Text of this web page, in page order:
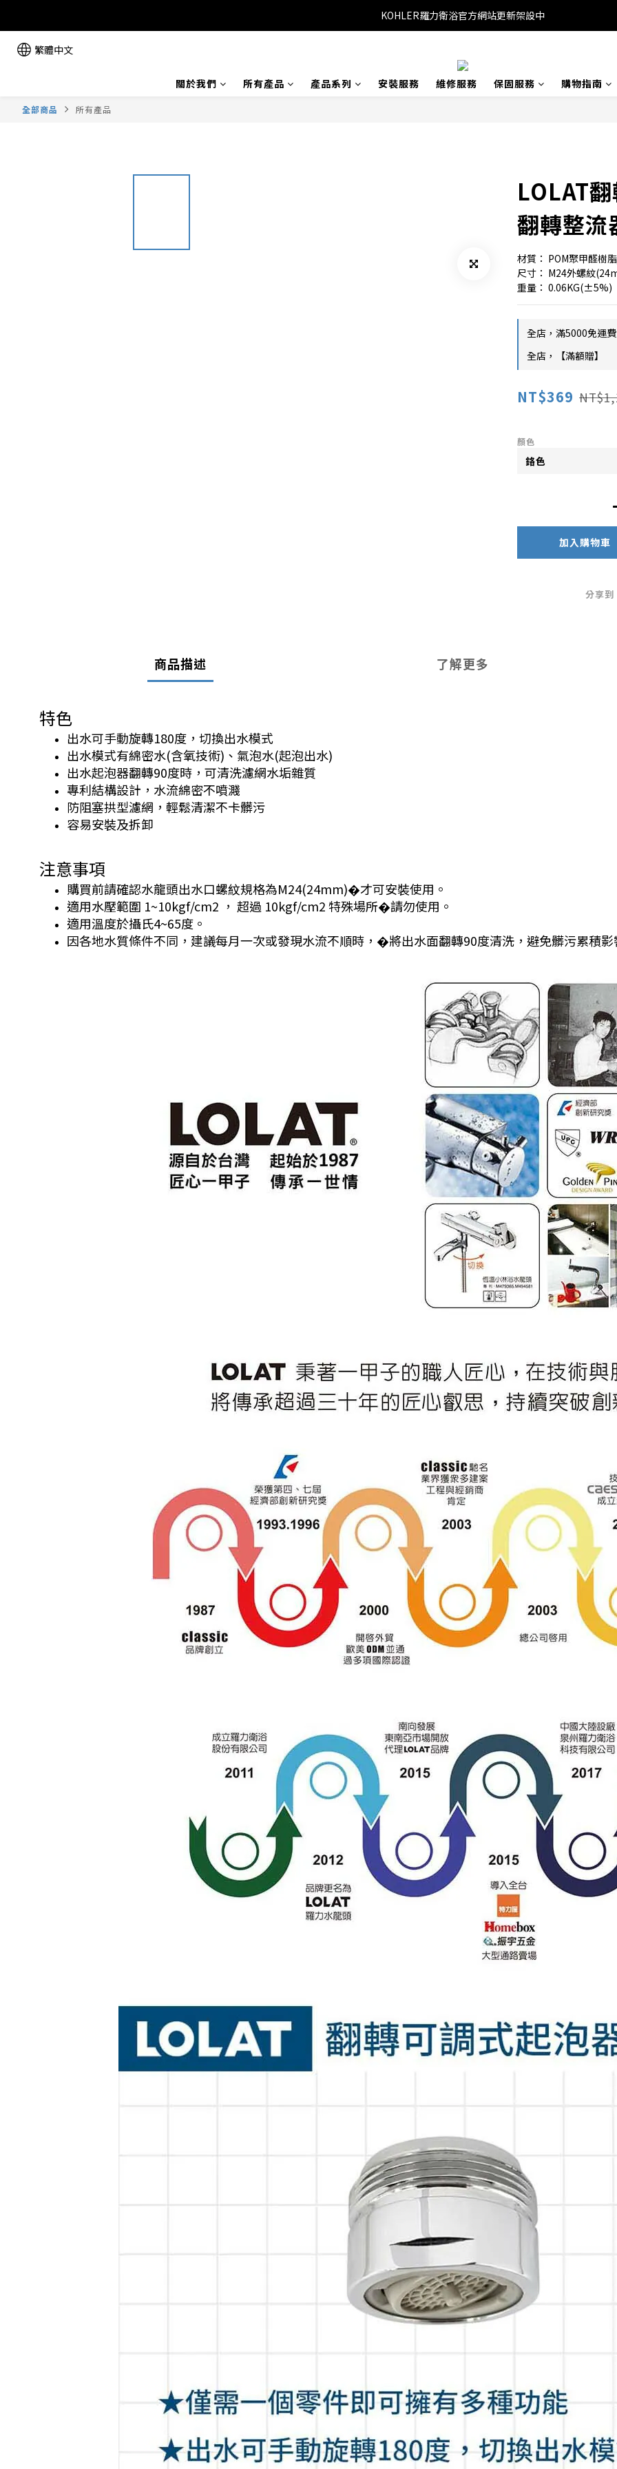
KOHLER羅力衛浴官方網站更新架設中
繁體中文
關於我們 所有產品 產品系列 安裝服務 維修服務 保固服務 購物指南
全部商品 所有產品
LOLAT
翻轉整
材質： POM聚甲醛樹
尺寸： M24外螺紋
重量： 0.06KG(±5%)
全店，滿5000免運費
全店，【滿額贈】
NT$369
顏色
加入購物車
分享到
商品描述 了解更多
特色
出水可手動旋轉180度，切換出水模式
出水模式有綿密水(含氧技術)、氣泡水(起泡出水)
出水起泡器翻轉90度時，可清洗濾網水垢雜質
專利結構設計，水流綿密不噴濺
防阻塞拱型濾網，輕鬆清潔不卡髒污
容易安裝及拆卸
注意事項
購買前請確認水龍頭出水口螺紋規格為M24(24mm)�才可安裝使用。
適用水壓範圍 1~10kgf/cm2 ， 超過 10kgf/cm2 特殊場所�請勿使用。
適用溫度於攝氏4~65度。
因各地水質條件不同，建議每月一次或發現水流不順時，�將出水面翻轉90度清洗，避免髒污累積影